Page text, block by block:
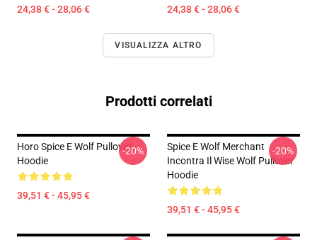
24,38 € - 28,06 € 24,38 € - 28,06 €
VISUALIZZA ALTRO
Prodotti correlati
Horo Spice E Wolf Pullover
Hoodie
39,51 € - 45,95 €
-20%
Spice E Wolf Merchant
Incontra Il Wise Wolf Pullover
Hoodie
39,51 € - 45,95 €
-20%